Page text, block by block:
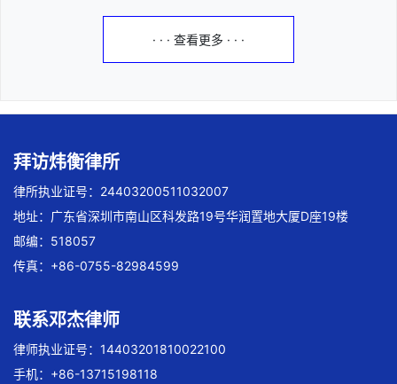
· · · 查看更多 · · ·
拜访炜衡律所
律所执业证号：24403200511032007
地址：广东省深圳市南山区科发路19号华润置地大厦D座19楼
邮编：518057
传真：+86-0755-82984599
联系邓杰律师
律师执业证号：14403201810022100
手机：+86-13715198118